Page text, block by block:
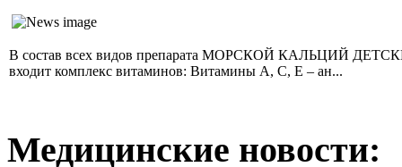
В состав всех видов препарата МОРСКОЙ КАЛЬЦИЙ
входит комплекс витаминов: Витамины А, С, Е – ан...
Медицинские новости: